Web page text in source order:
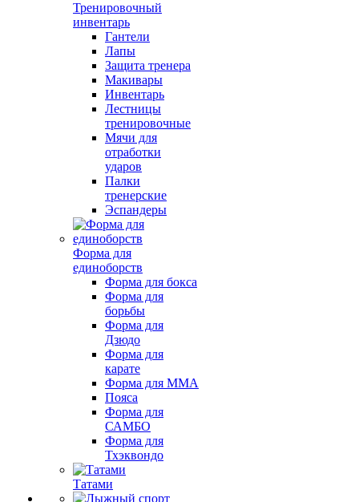
Тренировочный
инвентарь
Гантели
Лапы
Защита тренера
Макивары
Инвентарь
Лестницы
тренировочные
Мячи для
отработки
ударов
Палки
тренерские
Эспандеры
Форма для
единоборств
Форма для бокса
Форма для
борьбы
Форма для
Дзюдо
Форма для
карате
Форма для MMA
Пояса
Форма для
САМБО
Форма для
Тхэквондо
Татами